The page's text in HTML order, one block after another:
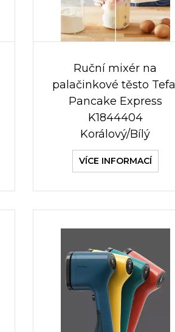
Ruční mixér na
palačinkové těsto Tefal
Pancake Express
K1844404
Korálový/Bílý
VÍCE INFORMACÍ